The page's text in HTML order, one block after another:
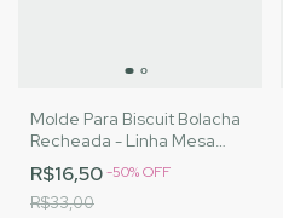
Molde Para Biscuit Bolacha
Recheada - Linha Mesa
Posta - MJ
Artesanatos|Cód. 1923
R$16,50-50%OFF
R$33,00